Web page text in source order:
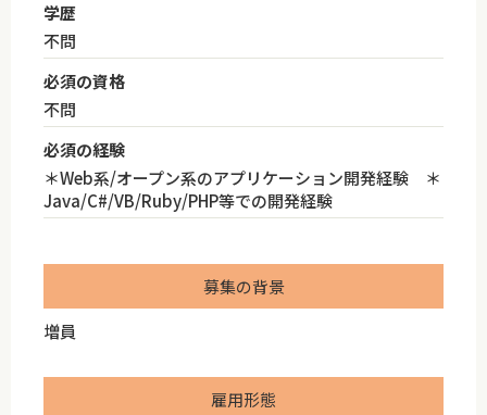
学歴
不問
必須の資格
不問
必須の経験
＊Web系/オープン系のアプリケーション開発経験 ＊
Java/C#/VB/Ruby/PHP等での開発経験
募集の背景
増員
雇用形態